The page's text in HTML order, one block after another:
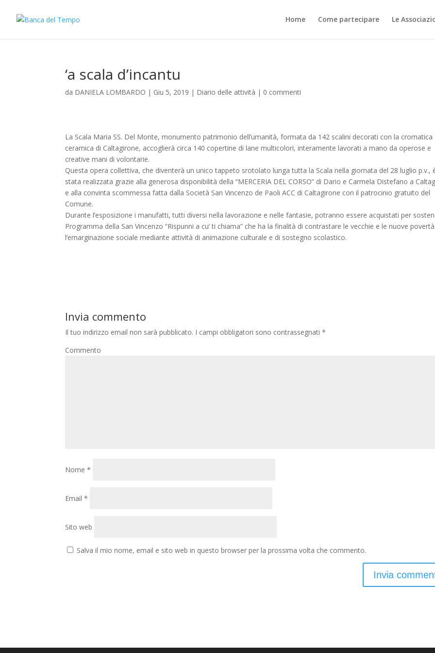
Home Come partecipare Le
‘a scala d’incantu
da DANIELA LOMBARDO | Giu 5, 2019 | Diario delle attività | 0 commenti
La Scala Maria SS. Del Monte, monumento patrimonio dell’umanità, formata da 142 scalini decorati con la cromatica
ceramica di Caltagirone, accoglierà circa 140 copertine di lane multicolori, interamente lavorati a mano da operose e
creative mani di volontarie.
Questa opera collettiva, che diventerà un unico tappeto srotolato lunga tutta la Scala nella giornata del 28 luglio p.v.,
stata realizzata grazie alla generosa disponibilità della “MERCERIA DEL CORSO” di Dario e Carmela Distefano a
e alla convinta scommessa fatta dalla Società San Vincenzo de Paoli ACC di Caltagirone con il patrocinio gratuito del
Comune.
Durante l’esposizione i manufatti, tutti diversi nella lavorazione e nelle fantasie, potranno essere acquistati per
Programma della San Vincenzo “Rispunni a cu’ ti chiama” che ha la finalità di contrastare le vecchie e le nuove
l’emarginazione sociale mediante attività di animazione culturale e di sostegno scolastico.
Invia commento
Il tuo indirizzo email non sarà pubblicato. I campi obbligatori sono contrassegnati*
Commento
Nome*
Email*
Sito web
Salva il mio nome, email e sito web in questo browser per la prossima volta che commento.